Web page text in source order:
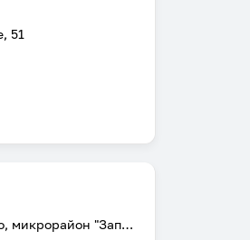
51
Домодедово, город Домодедово, микрорайон "Западный" ул. Талалихина д.4